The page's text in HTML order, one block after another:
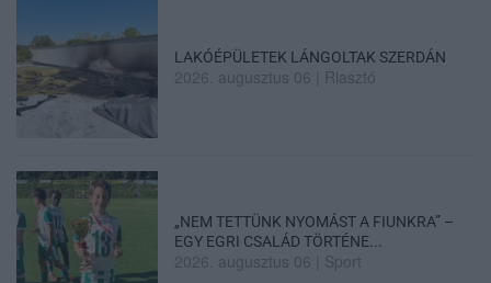
LAKÓÉPÜLETEK LÁNGOLTAK SZERDÁN
2026. augusztus 06 Riasztó
„NEM TETTÜNK NYOMÁST A FIUNKRA” –
EGY EGRI CSALÁD TÖRTÉNE...
2026. augusztus 06 Sport